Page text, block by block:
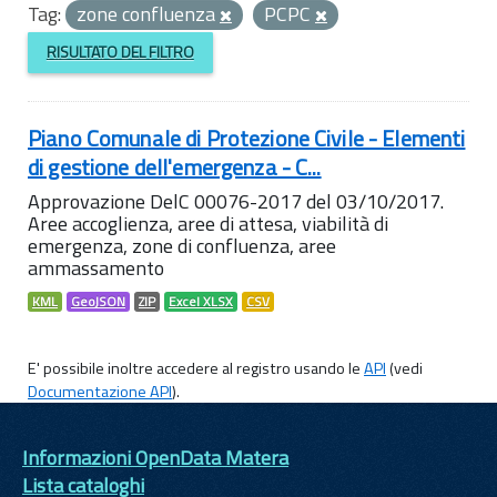
Tag: zone confluenza PCPC
RISULTATO DEL FILTRO
Piano Comunale di Protezione Civile - Elementi
di gestione dell'emergenza - C...
Approvazione DelC 00076-2017 del 03/10/2017.
Aree accoglienza, aree di attesa, viabilità di
emergenza, zone di confluenza, aree
ammassamento
KML GeoJSON ZIP Excel XLSX CSV
E' possibile inoltre accedere al registro usando leAPI(vedi
Documentazione API).
Informazioni OpenData Matera
Lista cataloghi